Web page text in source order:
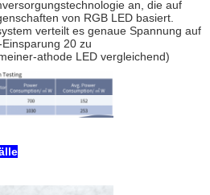
an, die auf
von RGB LED basiert.
verteilt es genaue Spannung auf
20 zu
athode LED vergleichend)